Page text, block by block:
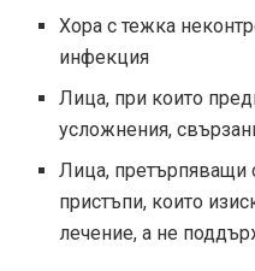
Хора с тежка
инфекция
Лица, при които
усложнения,
Лица, претърпяващи
пристъпи, които
лечение, а не